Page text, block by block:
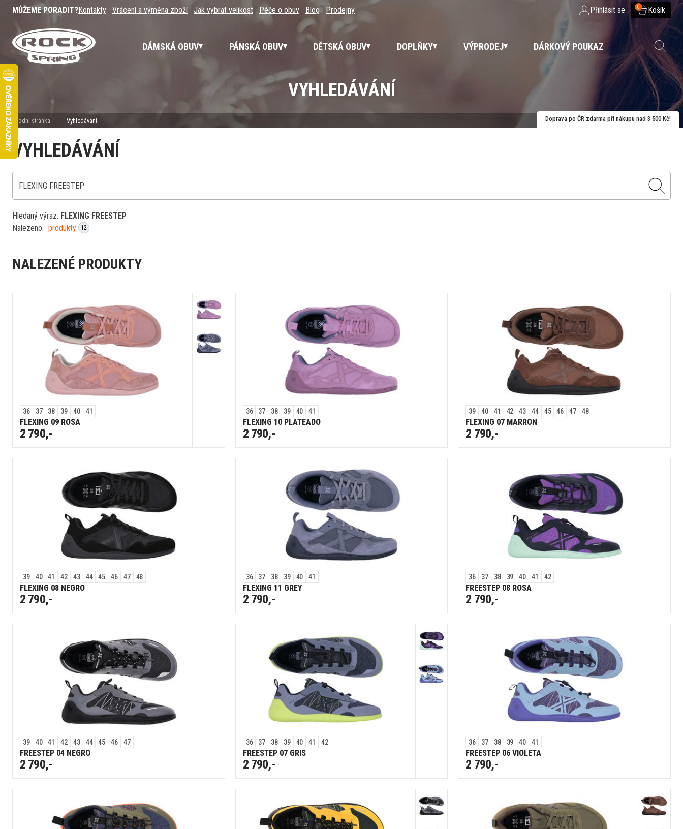
MŮŽEME PORADIT?Kontakty Vrácení a výměna zboží Jak vybrat velikost Péče o obuv Blog Prodejny Přihlásit se 0 Košík
DÁMSKÁ OBUV PÁNSKÁ OBUV DĚTSKÁ OBUV DOPLŇKY VÝPRODEJ DÁRKOVÝ POUKAZ
VYHLEDÁVÁNÍ
Úvodní stránka Vyhledávání Doprava po ČR zdarma při nákupu nad 3 500 Kč!
VYHLEDÁVÁNÍ
Hledaný výraz: FLEXING FREESTEP
Nalezeno: produkty 12
NALEZENÉ PRODUKTY
36 37 38 39 40 41
FLEXING 09 ROSA
2 790,-
36 37 38 39 40 41
FLEXING 10 PLATEADO
2 790,-
39 40 41 42 43 44 45 46 47 48
FLEXING 07 MARRON
2 790,-
39 40 41 42 43 44 45 46 47 48
FLEXING 08 NEGRO
2 790,-
36 37 38 39 40 41
FLEXING 11 GREY
2 790,-
36 37 38 39 40 41 42
FREESTEP 08 ROSA
2 790,-
39 40 41 42 43 44 45 46 47
FREESTEP 04 NEGRO
2 790,-
36 37 38 39 40 41 42
FREESTEP 07 GRIS
2 790,-
36 37 38 39 40 41
FREESTEP 06 VIOLETA
2 790,-